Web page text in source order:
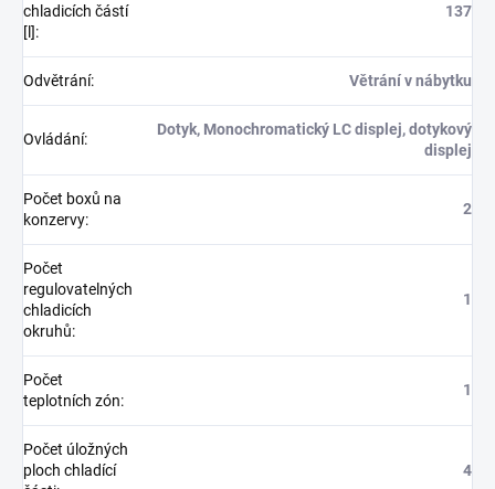
chladicích částí
[l]:
137
Odvětrání: Větrání v nábytku
Ovládání:
Dotyk, Monochromatický LC displej, dotykový
displej
Počet boxů na
konzervy:
2
Počet
regulovatelných
chladicích
okruhů:
1
Počet
teplotních zón:
1
Počet úložných
ploch chladící
4